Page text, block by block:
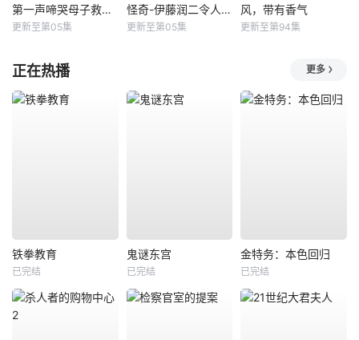
第一声啼哭母子救命急救班
更新至第05集
怪奇-伊藤润二令人彻夜难眠的奇异故事－
更新至第05集
风，带有香气
更新至第94集
正在热播 更多
铁拳教育
已完结
鬼谜东宫
已完结
金特务：本色回归
已完结